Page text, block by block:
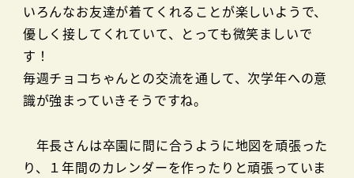
いろんなお友達が着てくれることが楽しいようで、
優しく接してくれていて、とっても微笑ましいで
す！
毎週チョコちゃんとの交流を通して、次学年への意
識が強まっていきそうですね。
年長さんは卒園に間に合うように地図を頑張った
り、１年間のカレンダーを作ったりと頑張っていま